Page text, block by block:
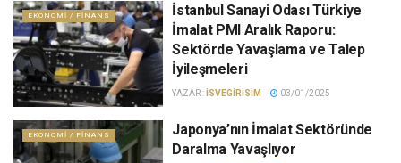
EKONOMI / FINANS
İstanbul Sanayi Odası Türkiye
İmalat PMI Aralık Raporu:
Sektörde Yavaşlama ve Talep
İyileşmeleri
YAZAR :ISVEGIRISIM 03/01/2025
EKONOMI / FINANS
Japonya’nın İmalat Sektöründe
Daralma Yavaşlıyor